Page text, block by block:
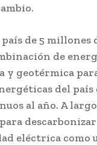
país de 5 millones
de
y geotérmica
del
al año. A
descarbonizar
eléctrica como